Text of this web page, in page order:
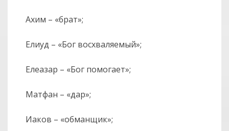
Ахим – «брат»;
Елиуд – «Бог восхваляемый»;
Елеазар – «Бог помогает»;
Матфан – «дар»;
Иаков – «обманщик»;